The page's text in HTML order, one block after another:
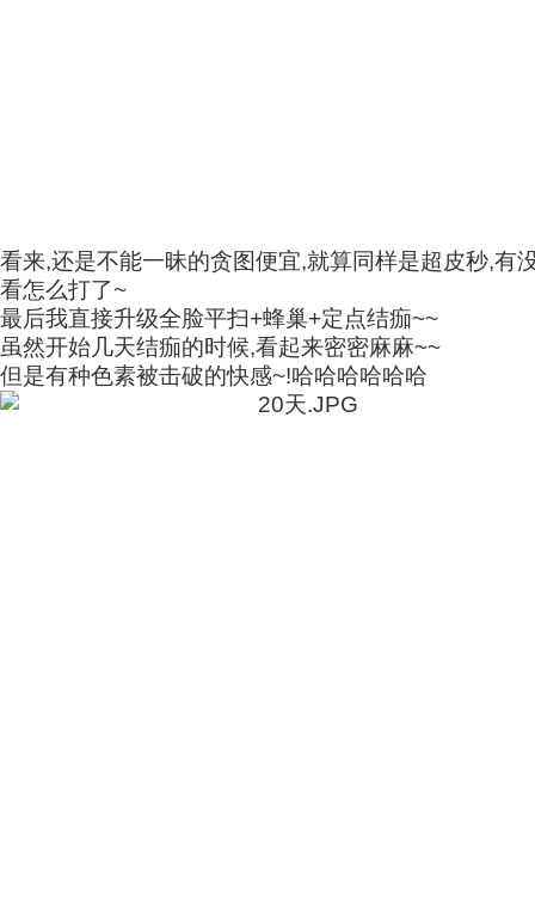
看来,还是不能一昧的贪图便宜,就算同样是超皮秒,有
看怎么打了~
最后我直接升级全脸平扫+蜂巢+定点结痂~~
虽然开始几天结痂的时候,看起来密密麻麻~~
但是有种色素被击破的快感~!哈哈哈哈哈哈